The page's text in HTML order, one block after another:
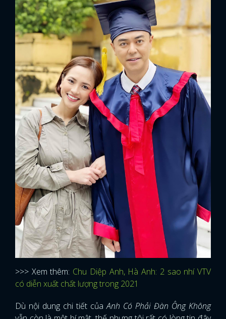
ĐĂNG NHẬP
>>> Xem thêm: Chu Diệp Anh, Hà Anh: 2 sao nhí VTV
có diễn xuất chất lượng trong 2021
Dù nội dung chi tiết củaAnh Có Phải Đàn Ông Không